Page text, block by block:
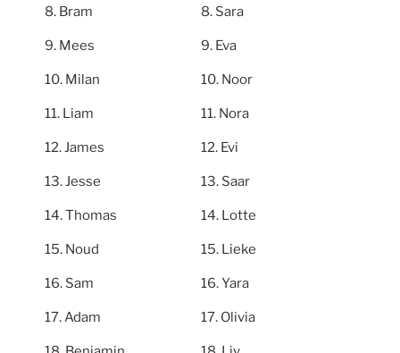
Bram
Mees
Milan
Liam
James
Jesse
Thomas
Noud
Sam
Adam
Sara
Eva
Noor
Nora
Evi
Saar
Lotte
Lieke
Yara
Olivia